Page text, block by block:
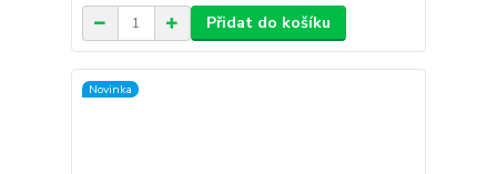
Přidat do košíku
Novinka